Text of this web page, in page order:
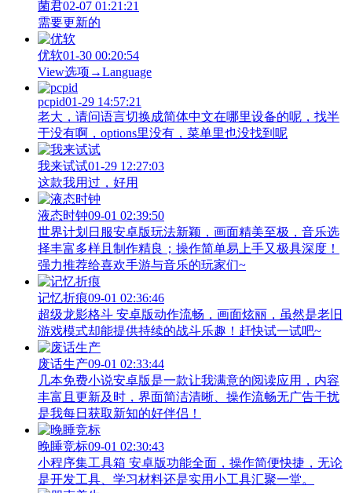
菌君02-07 01:21:21
需要更新的
优软01-30 00:20:54
View‌选项→Language
pcpid01-29 14:57:21
老大，请问语言切换成简体中文在哪里设备的呢，找半
于没有啊，options里没有，菜单里也没找到呢
我来试试01-29 12:27:03
这款我用过，好用
液态时钟09-01 02:39:50
世界计划日服安卓版玩法新颖，画面精美至极，音乐选
择丰富多样且制作精良；操作简单易上手又极具深度！
强力推荐给喜欢手游与音乐的玩家们~
记忆折痕09-01 02:36:46
超级龙影格斗 安卓版动作流畅，画面炫丽，虽然是老旧
游戏模式却能提供持续的战斗乐趣！赶快试一试吧~
废话生产09-01 02:33:44
几本免费小说安卓版是一款让我满意的阅读应用，内容
丰富且更新及时，界面简洁清晰、操作流畅无广告干扰
是我每日获取新知的好伴侣！
晚睡竞标09-01 02:30:43
小程序集工具箱 安卓版功能全面，操作简便快捷，无论
是开发工具、学习材料还是实用小工具汇聚一堂。